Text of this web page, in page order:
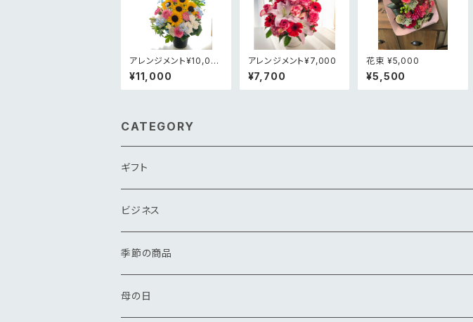
アレンジメント¥10,00
0
¥11,000
アレンジメント¥7,000
¥7,700
花束 ¥5,000
¥5,500
CATEGORY
ギフト
花束
アレンジメント
その他
ビジネス
花束
アレンジメント
季節の商品
春
母の日